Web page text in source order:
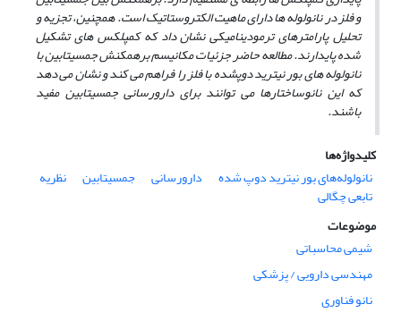
و فلز در نانو­لوله­ ها دارای ماهیت الکتروستاتیک است. همچنین، تجزیه و
تحلیل پارامترهای ترمودینامیکی نشان داد که کمپلکس­ های تشکیل
شده پایدارند. مطالعه حاضر جزئیات مکانیسم برهمکنش جمسیتابین با
نانولوله­ های بور نیترید دوپ­شده با فلز را فراهم می ­کند و نشان می­ دهد
که این نانوساختارها می­ توانند برای دارورسانی جمسیتابین مفید
باشند.
کلیدواژه‌ها
نانولوله‌های بور نیترید دوپ شده
دارورسانی جمسیتابین نظریه
تابعی چگالی
موضوعات
شیمی محاسباتی
مهندسی دارویی / پزشکی
نانو فناوری